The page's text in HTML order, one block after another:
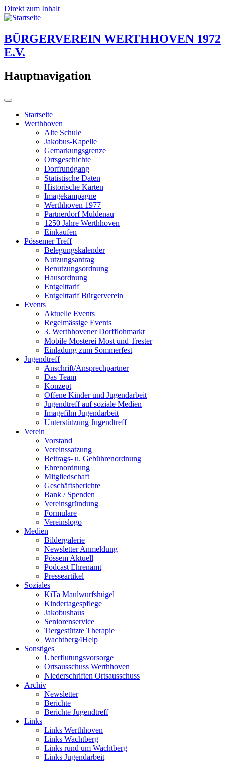
Direkt zum Inhalt
BÜRGERVEREIN WERTHHOVEN 1972
E.V.
Hauptnavigation
Startseite
Werthhoven
Alte Schule
Jakobus-Kapelle
Gemarkungsgrenze
Ortsgeschichte
Dorfrundgang
Statistische Daten
Historische Karten
Imagekampagne
Werthhoven 1977
Partnerdorf Muldenau
1250 Jahre Werthhoven
Einkaufen
Pössemer Treff
Belegungskalender
Nutzungsantrag
Benutzungsordnung
Hausordnung
Entgelttarif
Entgelttarif Bürgerverein
Events
Aktuelle Events
Regelmässige Events
3. Werthhovener Dorfflohmarkt
Mobile Mosterei Most und Trester
Einladung zum Sommerfest
Jugendtreff
Anschrift/Ansprechpartner
Das Team
Konzept
Offene Kinder und Jugendarbeit
Jugendtreff auf soziale Medien
Imagefilm Jugendarbeit
Unterstützung Jugendtreff
Verein
Vorstand
Vereinssatzung
Beitrags- u. Gebührenordnung
Ehrenordnung
Mitgliedschaft
Geschäftsberichte
Bank / Spenden
Vereinsgründung
Formulare
Vereinslogo
Medien
Bildergalerie
Newsletter Anmeldung
Pössem Aktuell
Podcast Ehrenamt
Presseartikel
Soziales
KiTa Maulwurfshügel
Kindertagespflege
Jakobushaus
Seniorenservice
Tiergestützte Therapie
Wachtberg4Help
Sonstiges
Überflutungsvorsorge
Ortsausschuss Werthhoven
Niederschriften Ortsausschuss
Archiv
Newsletter
Berichte
Berichte Jugendtreff
Links
Links Werthhoven
Links Wachtberg
Links rund um Wachtberg
Links Jugendarbeit